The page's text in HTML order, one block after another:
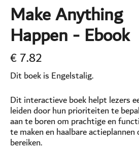
Make Anything
Happen - Ebook
€7.82
Dit boek is Engelstalig.
Dit interactieve boek helpt lezers
leiden door hun prioriteiten te
aan te boren om prachtige en
te maken en haalbare
bereiken.